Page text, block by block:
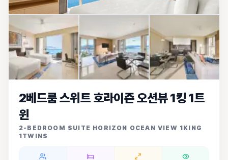
2베드룸 스위트 호라이즌 오션뷰 1킹 1트
윈
2-BEDROOM SUITE HORIZON OCEAN VIEW 1KING
1TWINS